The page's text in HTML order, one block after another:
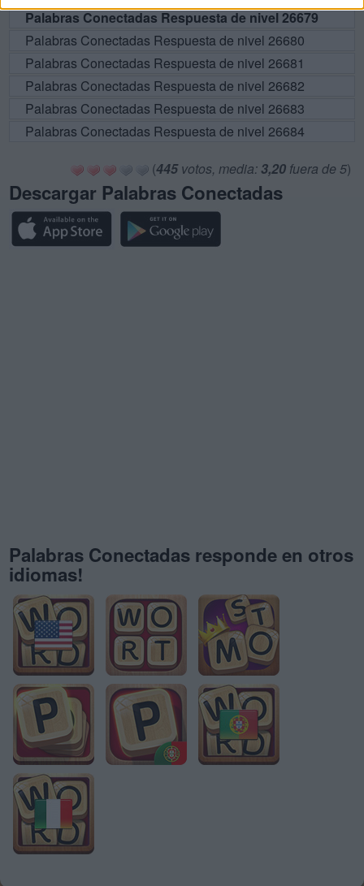
Palabras Conectadas Respuesta de nivel 26679
Palabras Conectadas Respuesta de nivel 26680
Palabras Conectadas Respuesta de nivel 26681
Palabras Conectadas Respuesta de nivel 26682
Palabras Conectadas Respuesta de nivel 26683
Palabras Conectadas Respuesta de nivel 26684
(445votos, media: 3,20 fuera de 5)
Descargar Palabras Conectadas
Palabras Conectadas responde en otros
idiomas!